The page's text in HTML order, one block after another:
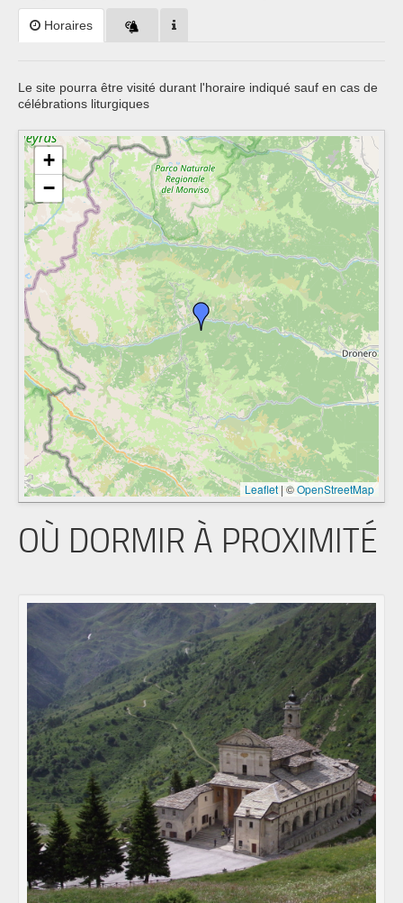
Horaires
Le site pourra être visité durant l'horaire indiqué sauf en cas de
célébrations liturgiques
+
−
Leaflet | ©OpenStreetMap
OÙ DORMIR À PROXIMITÉ